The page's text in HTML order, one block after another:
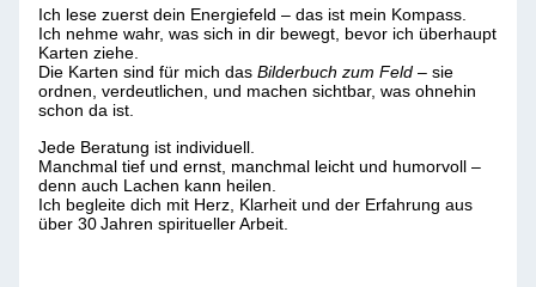
Ich lese zuerst dein Energiefeld – das ist mein Kompass.
Ich nehme wahr, was sich in dir bewegt, bevor ich überhaupt
Karten ziehe.
Die Karten sind für mich das Bilderbuch zum Feld – sie
ordnen, verdeutlichen, und machen sichtbar, was ohnehin
schon da ist.
Jede Beratung ist individuell.
Manchmal tief und ernst, manchmal leicht und humorvoll –
denn auch Lachen kann heilen.
Ich begleite dich mit Herz, Klarheit und der Erfahrung aus
über 30 Jahren spiritueller Arbeit.